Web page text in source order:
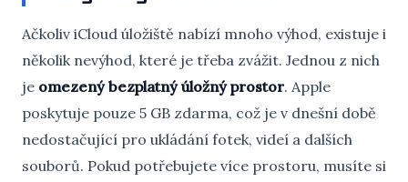
Ačkoliv iCloud úložiště nabízí mnoho výhod, existuje i
několik nevýhod, které je třeba zvážit. Jednou z nich
je omezený bezplatný úložný prostor. Apple
poskytuje pouze 5 GB zdarma, což je v dnešní době
nedostačující pro ukládání fotek, videí a dalších
souborů. Pokud potřebujete více prostoru, musíte si